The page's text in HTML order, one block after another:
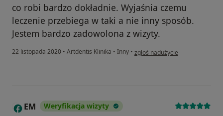
co robi bardzo dokładnie. Wyjaśnia czemu
leczenie przebiega w taki a nie inny sposób.
Jestem bardzo zadowolona z wizyty.
22 listopada 2020 • Artdentis Klinika • Inny • w opinii użytkownika Monika
zgłoś nadużycie
E EM Weryfikacja wizyty